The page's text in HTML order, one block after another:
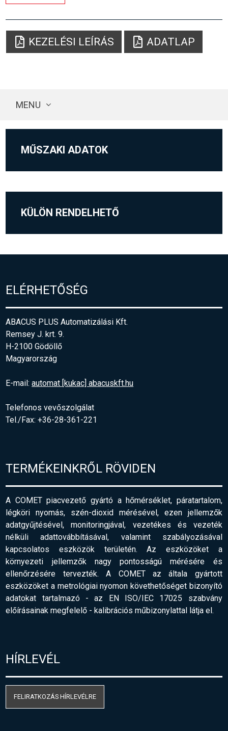
KEZELÉSI LEÍRÁS ADATLAP
MENU
MŰSZAKI ADATOK
KÜLÖN RENDELHETŐ
ELÉRHETŐSÉG
ABACUS PLUS Automatizálási Kft.
Remsey J. krt. 9.
H-2100 Gödöllő
Magyarország
E-mail:automat [kukac] abacuskft.hu
Telefonos vevőszolgálat
Tel./Fax: +36-28-361-221
TERMÉKEINKRŐL RÖVIDEN
A COMET piacvezető gyártó a hőmérséklet, páratartalom,
légköri nyomás, szén-dioxid mérésével, ezen jellemzők
adatgyűjtésével, monitoringjával, vezetékes és vezeték
nélküli adattovábbításával, valamint szabályozásával
kapcsolatos eszközök területén. Az eszközöket a
környezeti jellemzők nagy pontosságú mérésére és
ellenőrzésére tervezték. A COMET az általa gyártott
eszközöket a metrológiai nyomon követhetőséget bizonyító
adatokat tartalmazó - az EN ISO/IEC 17025 szabvány
előírásainak megfelelő -kalibrációs műbizonylattal látja el.
HÍRLEVÉL
FELIRATKOZÁS HÍRLEVÉLRE